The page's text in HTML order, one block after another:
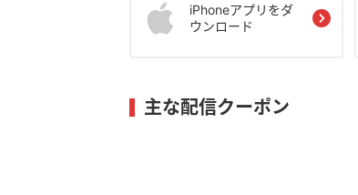
iPhoneアプリをダ
ウンロード
主な配信クーポン